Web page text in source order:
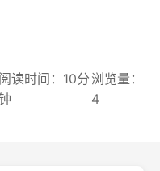
阅读时间：10分 浏览量：
4